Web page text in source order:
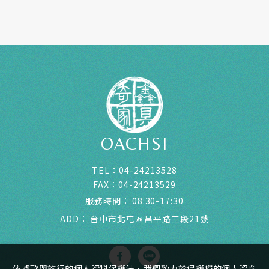
OACHSI
TEL：04-24213528
FAX： 04-24213529
服務時間： 08:30-17:30
ADD： 台中市北屯區昌平路三段21號